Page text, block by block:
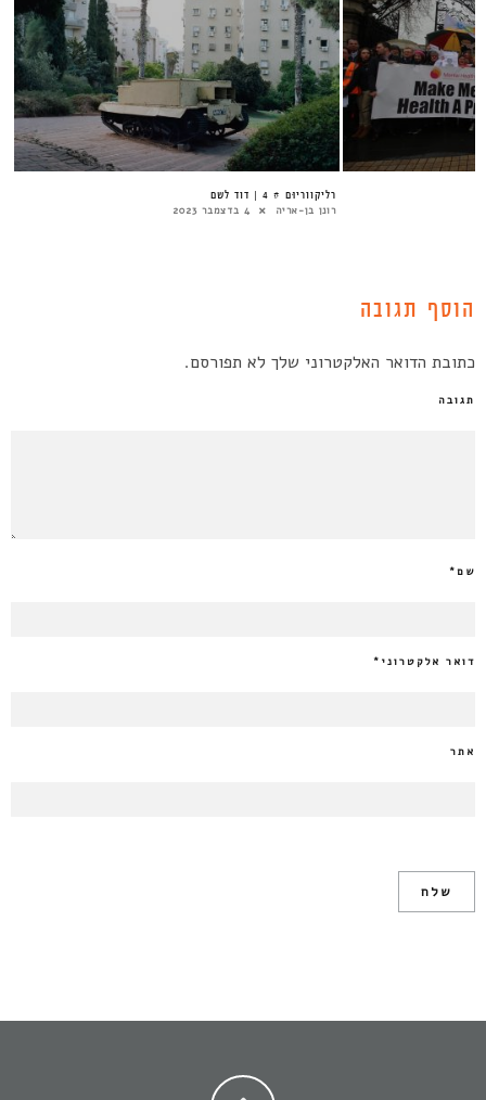
רֵליקוַוריוּם # 4 | דוד לשם
רונן בן-אריה 4 בדצמבר 2023
הוסף תגובה
כתובת הדואר האלקטרוני שלך לא תפורסם.
תגובה
שם*
דואר אלקטרוני *
אתר